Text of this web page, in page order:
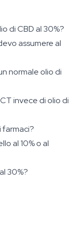
di CBD al 30%?
assumere al
normale olio di
invece di olio di
farmaci?
al 10% o al
30%?